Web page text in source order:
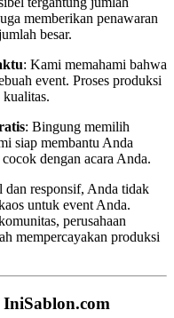
memberikan penawaran
besar.
: Kami memahami bahwa
event. Proses produksi
: Bingung memilih
siap membantu Anda
dengan acara Anda.
dan responsif, Anda tidak
untuk event Anda.
perusahaan
mempercayakan produksi